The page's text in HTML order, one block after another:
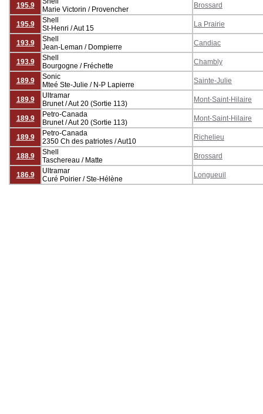
195.9
Marie Victorin / Provencher
Brossard
195.9
Shell
St-Henri / Aut 15
La Prairie
193.9
Shell
Jean-Leman / Dompierre
Candiac
193.9
Shell
Bourgogne / Fréchette
Chambly
189.9
Sonic
Mteé Ste-Julie / N-P Lapierre
Sainte-Julie
189.9
Ultramar
Brunet / Aut 20 (Sortie 113)
Mont-Saint-Hilaire
189.9
Petro-Canada
Brunet / Aut 20 (Sortie 113)
Mont-Saint-Hilaire
189.9
Petro-Canada
2350 Ch des patriotes / Aut10
Richelieu
188.9
Shell
Taschereau / Matte
Brossard
186.9
Ultramar
Curé Poirier / Ste-Hélène
Longueuil